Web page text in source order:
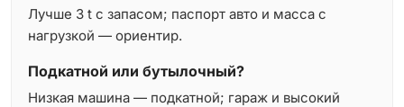
Лучше 3 t с запасом; паспорт авто и масса с
нагрузкой — ориентир.
Подкатной или бутылочный?
Низкая машина — подкатной; гараж и высокий